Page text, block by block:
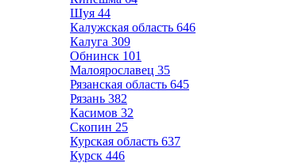
Шуя 44
Калужская область 646
Калуга 309
Обнинск 101
Малоярославец 35
Рязанская область 645
Рязань 382
Касимов 32
Скопин 25
Курская область 637
Курск 446